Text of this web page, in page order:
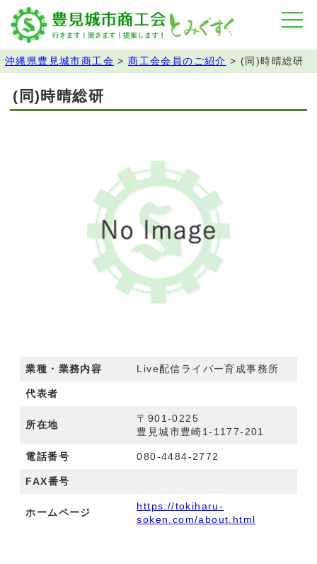
沖縄県豊見城市商工会 >商工会会員のご紹介 > (同)時晴総研
(同)時晴総研
業種・業務内容 Live配信ライバー育成事務所
代表者
所在地
〒901-0225
豊見城市豊崎1-1177-201
電話番号 080-4484-2772
FAX番号
ホームページ
https://tokiharu-
soken.com/about.html